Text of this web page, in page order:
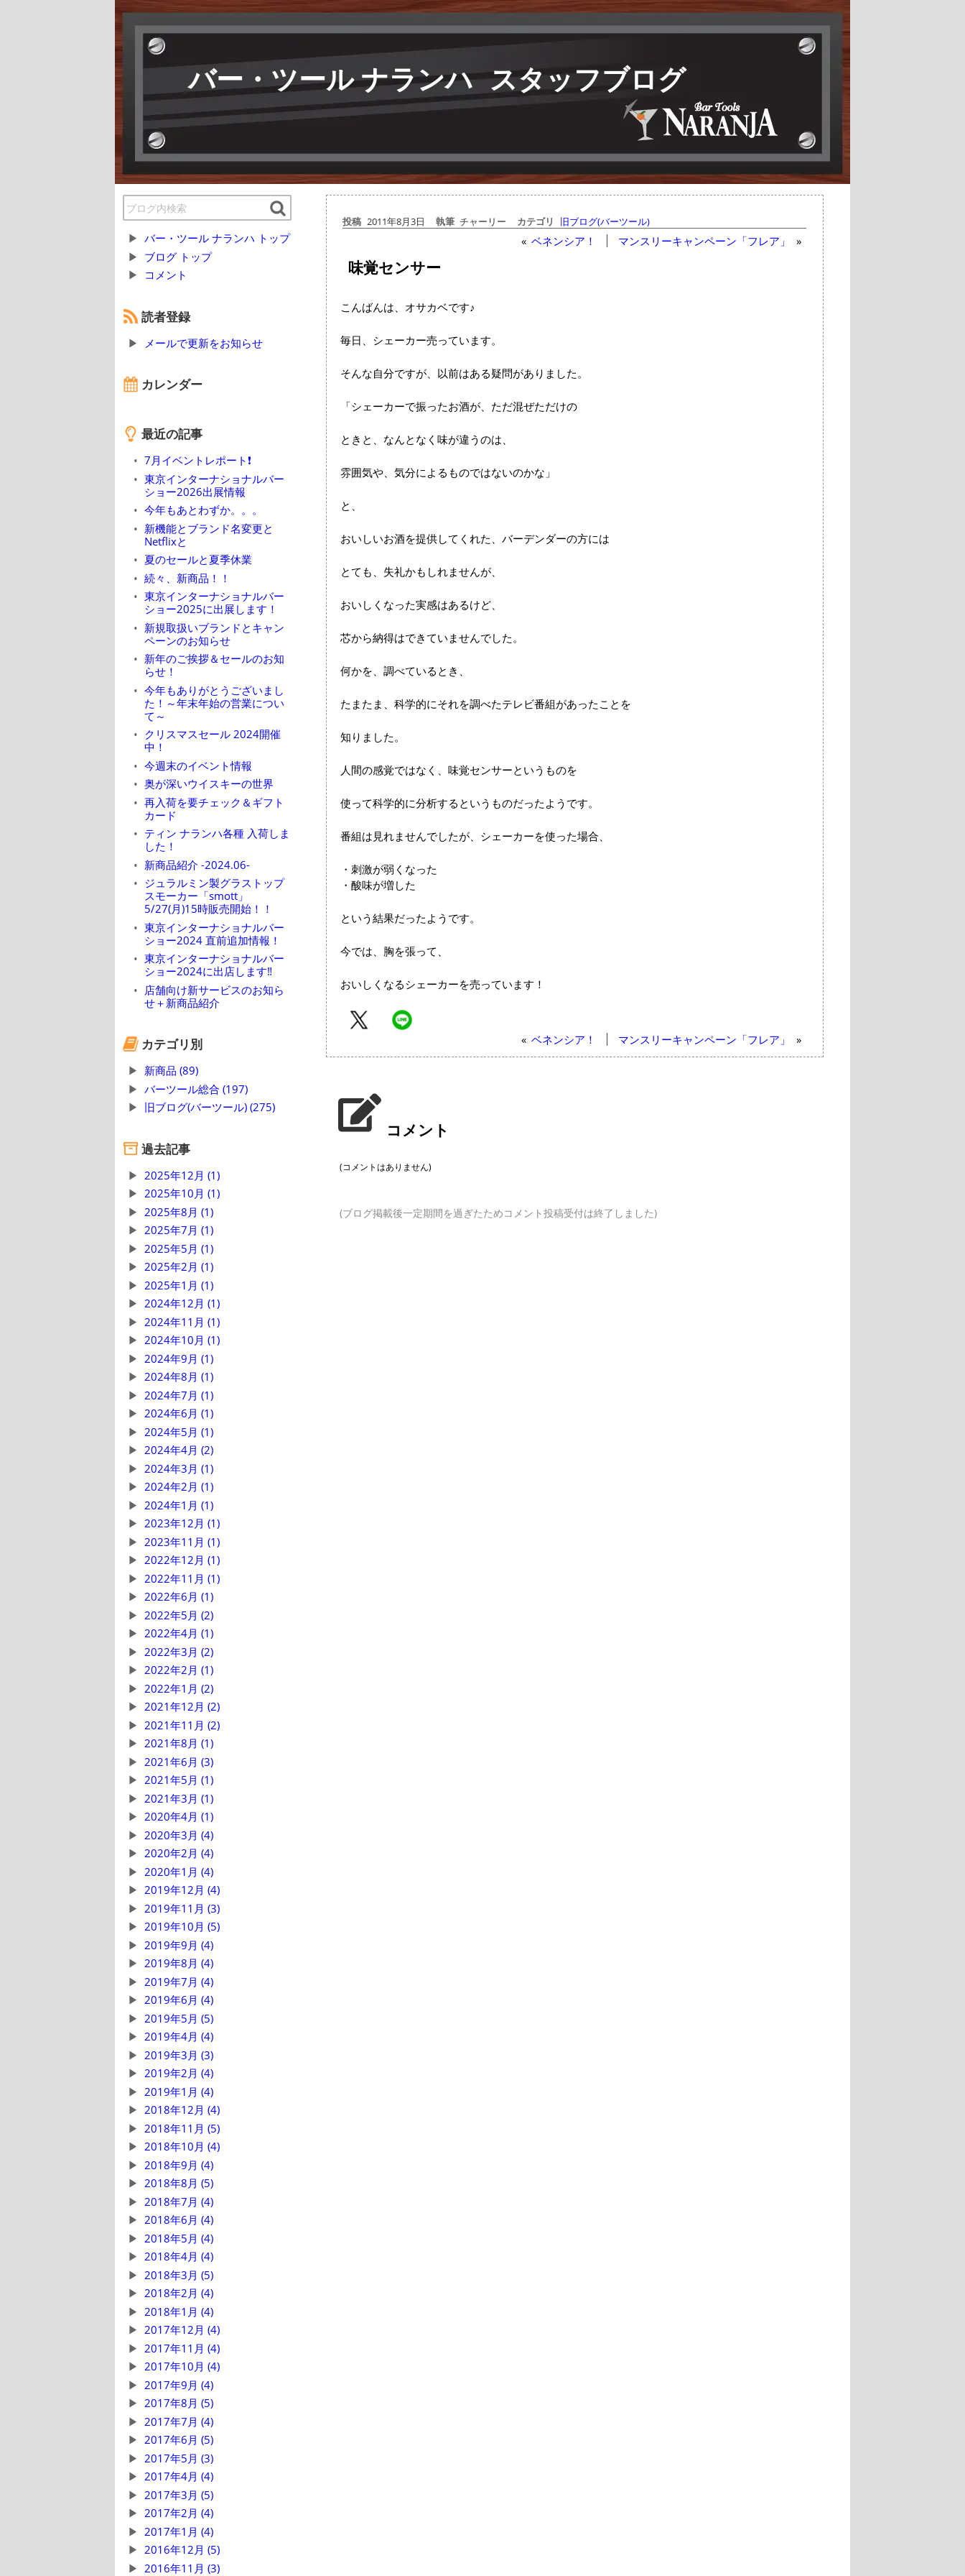
バー・ツール ナランハ スタッフブログ
バー・ツール ナランハ トップ
ブログ トップ
コメント
読者登録
メールで更新をお知らせ
カレンダー
最近の記事
7月イベントレポート❗
東京インターナショナルバー
ショー2026出展情報
今年もあとわずか。。。
新機能とブランド名変更と
Netflixと
夏のセールと夏季休業
続々、新商品！！
東京インターナショナルバー
ショー2025に出展します！
新規取扱いブランドとキャン
ペーンのお知らせ
新年のご挨拶＆セールのお知
らせ！
今年もありがとうございまし
た！～年末年始の営業につい
て～
クリスマスセール 2024開催
中！
今週末のイベント情報
奥が深いウイスキーの世界
再入荷を要チェック＆ギフト
カード
ティン ナランハ各種 入荷しま
した！
新商品紹介 -2024.06-
ジュラルミン製グラストップ
スモーカー「smott」
5/27(月)15時販売開始！！
東京インターナショナルバー
ショー2024 直前追加情報！
東京インターナショナルバー
ショー2024に出店します‼
店舗向け新サービスのお知ら
せ＋新商品紹介
カテゴリ別
新商品 (89)
バーツール総合 (197)
旧ブログ(バーツール) (275)
過去記事
2025年12月 (1)
2025年10月 (1)
2025年8月 (1)
2025年7月 (1)
2025年5月 (1)
2025年2月 (1)
2025年1月 (1)
2024年12月 (1)
2024年11月 (1)
2024年10月 (1)
2024年9月 (1)
2024年8月 (1)
2024年7月 (1)
2024年6月 (1)
2024年5月 (1)
2024年4月 (2)
2024年3月 (1)
2024年2月 (1)
2024年1月 (1)
2023年12月 (1)
2023年11月 (1)
2022年12月 (1)
2022年11月 (1)
2022年6月 (1)
2022年5月 (2)
2022年4月 (1)
2022年3月 (2)
2022年2月 (1)
2022年1月 (2)
2021年12月 (2)
2021年11月 (2)
2021年8月 (1)
2021年6月 (3)
2021年5月 (1)
2021年3月 (1)
2020年4月 (1)
2020年3月 (4)
2020年2月 (4)
2020年1月 (4)
2019年12月 (4)
2019年11月 (3)
2019年10月 (5)
2019年9月 (4)
2019年8月 (4)
2019年7月 (4)
2019年6月 (4)
2019年5月 (5)
2019年4月 (4)
2019年3月 (3)
2019年2月 (4)
2019年1月 (4)
2018年12月 (4)
2018年11月 (5)
2018年10月 (4)
2018年9月 (4)
2018年8月 (5)
2018年7月 (4)
2018年6月 (4)
2018年5月 (4)
2018年4月 (4)
2018年3月 (5)
2018年2月 (4)
2018年1月 (4)
2017年12月 (4)
2017年11月 (4)
2017年10月 (4)
2017年9月 (4)
2017年8月 (5)
2017年7月 (4)
2017年6月 (5)
2017年5月 (3)
2017年4月 (4)
2017年3月 (5)
2017年2月 (4)
2017年1月 (4)
2016年12月 (5)
2016年11月 (3)
投稿 2011年8月3日 執筆 チャーリー カテゴリ 旧ブログ(バーツール)
« ベネンシア！ マンスリーキャンペーン「フレア」 »
味覚センサー
こんばんは、オサカベです♪
毎日、シェーカー売っています。
そんな自分ですが、以前はある疑問がありました。
「シェーカーで振ったお酒が、ただ混ぜただけの
ときと、なんとなく味が違うのは、
雰囲気や、気分によるものではないのかな」
と、
おいしいお酒を提供してくれた、バーデンダーの方には
とても、失礼かもしれませんが、
おいしくなった実感はあるけど、
芯から納得はできていませんでした。
何かを、調べているとき、
たまたま、科学的にそれを調べたテレビ番組があったことを
知りました。
人間の感覚ではなく、味覚センサーというものを
使って科学的に分析するというものだったようです。
番組は見れませんでしたが、シェーカーを使った場合、
・刺激が弱くなった
・酸味が増した
という結果だったようです。
今では、胸を張って、
おいしくなるシェーカーを売っています！
« ベネンシア！ マンスリーキャンペーン「フレア」 »
コメント
(コメントはありません)
(ブログ掲載後一定期間を過ぎたためコメント投稿受付は終了しました)